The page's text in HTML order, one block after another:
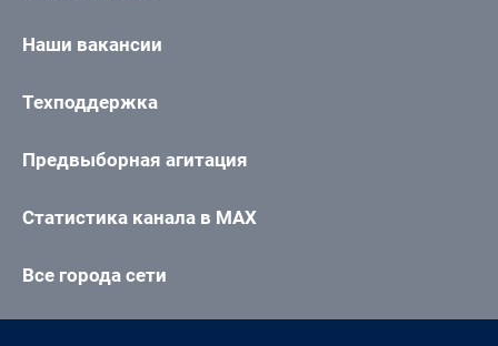
Наши вакансии
Техподдержка
Предвыборная агитация
Статистика канала в MAX
Все города сети